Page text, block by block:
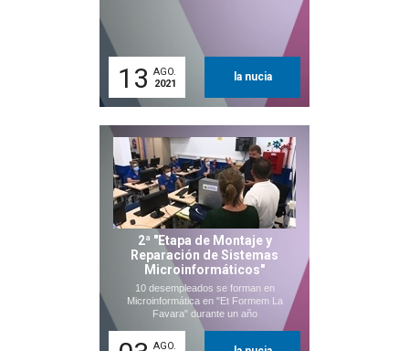
13 AGO.
2021
la nucia
2ª "Etapa de Montaje y
Reparación de Sistemas
Microinformáticos"
10 desempleados se forman en
Microinformática en "Et Formem La
Favara" durante un año
AGO.